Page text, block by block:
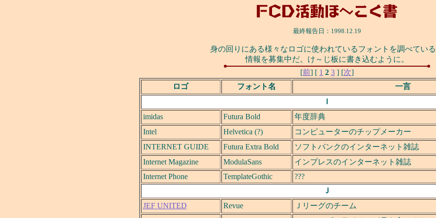
最終報告日：1998.12.19
身の回りにある様々なロゴに使われているフォントを調べてい
情報を募集中だ。け～じ板に書き込むように。
[前] [ 1 2 3 ] [次]
ロゴ
フォント名
一言
Ｉ
imidas
Futura Bold
年度辞典
Intel
Helvetica (?)
コンピューターのチップメーカー
INTERNET GUIDE
Futura Extra Bold
ソフトバンクのインターネット雑誌
Internet Magazine
ModulaSans
インプレスのインターネット雑誌
Internet Phone
TemplateGothic
???
Ｊ
JEF UNITED
Revue
Ｊリーグのチーム